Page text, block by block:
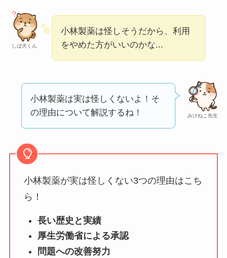
【怪しい？】帝国デ
ータバンクの口コ
ミ・評判は実際ど
【怪しい？】セルプ
ロモート株式会社の
口コミ・評判は実際
Liteの口コミ・評判は
ョンは怪しい？口コ
しば犬くん
小林製薬は怪しそうだから、利用
をやめた方がいいのかな...
みけねこ先生
小林製薬は実は怪しくないよ！そ
の理由について解説するね！
小林製薬が実は怪しくない3つの理由はこち
ら！
長い歴史と実績
厚生労働省による承認
問題への改善努力